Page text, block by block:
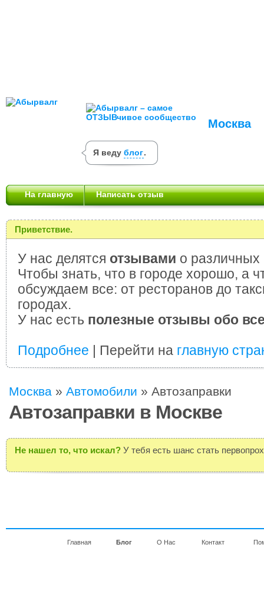
Москва
Я веду блог.
На главную Написать отзыв
Приветствие.
У нас делятся отзывами о различных
Чтобы знать, что в городе хорошо, а
обсуждаем все: от ресторанов до
городах.
У нас есть полезные отзывы обо
Подробнее | Перейти на главную
Москва » Автомобили » Автозаправки
Автозаправки в Москве
Не нашел то, что искал? У тебя есть шанс стать
Главная Блог О Нас Контакт